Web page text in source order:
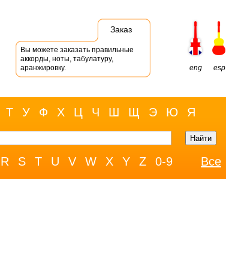
Заказ
Вы можете заказать правильные
аккорды, ноты, табулатуру,
аранжировку.
eng esp
Т У Ф Х Ц Ч Ш Щ Э Ю Я
R S T U V W X Y Z 0-9 Все